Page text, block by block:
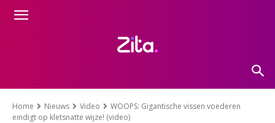
Home Nieuws Video
WOOPS: Gigantische vissen voederen
eindigt op kletsnatte wijze! (video)